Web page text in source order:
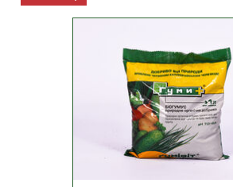
призначене для
різних видів культур на
ґрунтів. Гумівіт – це
вермікомпост, тобто
переробки гною великої
худоби червоними